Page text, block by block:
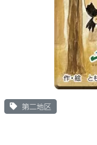
第二地区